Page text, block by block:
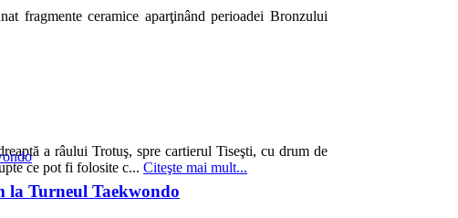
fragmente ceramice aparţinând perioadei Bronzului
a râului Trotuş, spre cartierul Tiseşti, cu drum de
ce pot fi folosite c... Citeşte mai mult...
la Turneul Taekwondo